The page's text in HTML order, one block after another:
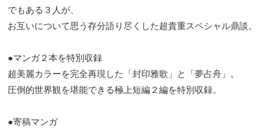
でもある３人が、
お互いについて思う存分語り尽くした超貴重スペシャル鼎談。
●マンガ２本を特別収録
超美麗カラーを完全再現した「封印雅歌」と「夢占舟」。
圧倒的世界観を堪能できる極上短編２編を特別収録。
●寄稿マンガ